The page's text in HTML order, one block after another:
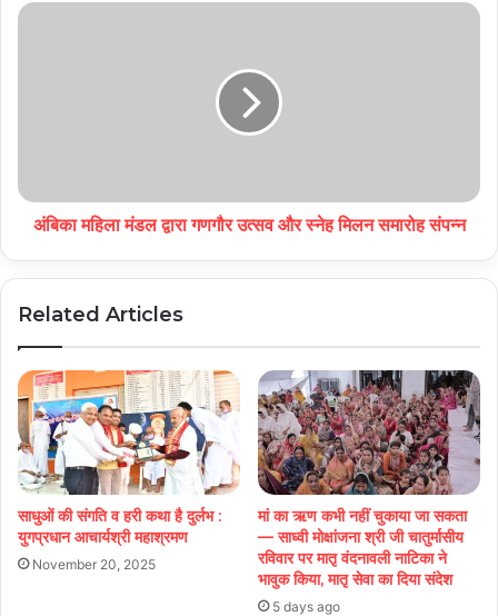
अंबिका महिला मंडल द्वारा गणगौर उत्सव और स्नेह मिलन समारोह संपन्न
Related Articles
साधुओं की संगति व हरी कथा है दुर्लभ :
युगप्रधान आचार्यश्री महाश्रमण
November 20, 2025
मां का ऋण कभी नहीं चुकाया जा सकता
— साध्वी मोक्षांजना श्री जी चातुर्मासीय
रविवार पर मातृ वंदनावली नाटिका ने
भावुक किया, मातृ सेवा का दिया संदेश
5 days ago